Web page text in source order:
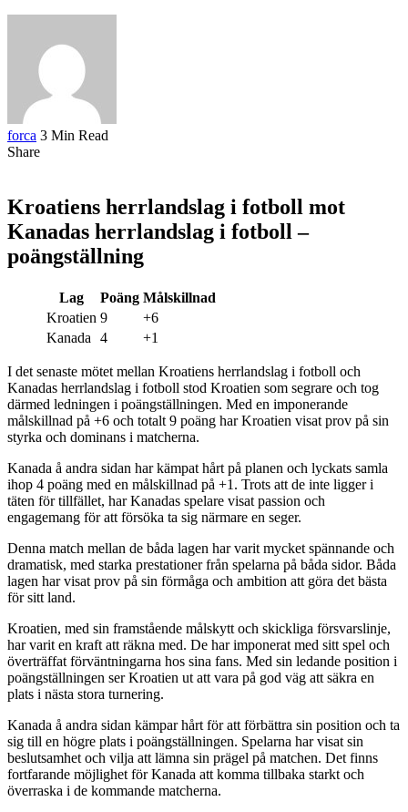
forca 3 Min Read
Share
Kroatiens herrlandslag i fotboll mot
Kanadas herrlandslag i fotboll –
poängställning
Lag Poäng Målskillnad
Kroatien 9
+6
Kanada
4 +1
I det senaste mötet mellan Kroatiens herrlandslag i fotboll och
Kanadas herrlandslag i fotboll stod Kroatien som segrare och tog
därmed ledningen i poängställningen. Med en imponerande
målskillnad på +6 och totalt 9 poäng har Kroatien visat prov på sin
styrka och dominans i matcherna.
Kanada å andra sidan har kämpat hårt på planen och lyckats samla
ihop 4 poäng med en målskillnad på +1. Trots att de inte ligger i
täten för tillfället, har Kanadas spelare visat passion och
engagemang för att försöka ta sig närmare en seger.
Denna match mellan de båda lagen har varit mycket spännande och
dramatisk, med starka prestationer från spelarna på båda sidor. Båda
lagen har visat prov på sin förmåga och ambition att göra det bästa
för sitt land.
Kroatien, med sin framstående målskytt och skickliga försvarslinje,
har varit en kraft att räkna med. De har imponerat med sitt spel och
överträffat förväntningarna hos sina fans. Med sin ledande position i
poängställningen ser Kroatien ut att vara på god väg att säkra en
plats i nästa stora turnering.
Kanada å andra sidan kämpar hårt för att förbättra sin position och ta
sig till en högre plats i poängställningen. Spelarna har visat sin
beslutsamhet och vilja att lämna sin prägel på matchen. Det finns
fortfarande möjlighet för Kanada att komma tillbaka starkt och
överraska i de kommande matcherna.